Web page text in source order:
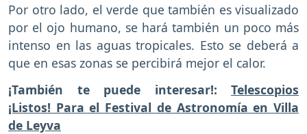
Por otro lado, el verde que también es visualizado
por el ojo humano, se hará también un poco más
intenso en las aguas tropicales. Esto se deberá a
que en esas zonas se percibirá mejor el calor.
¡También te puede interesar!: Telescopios
¡Listos! Para el Festival de Astronomía en Villa
de Leyva